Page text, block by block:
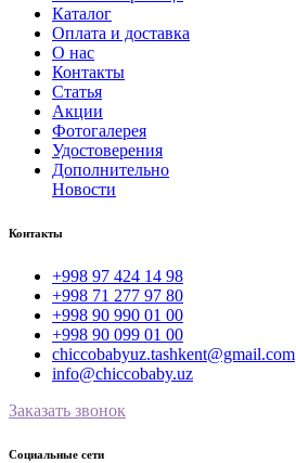
Каталог
Оплата и доставка
О нас
Контакты
Статья
Акции
Фотогалерея
Удостоверения
Дополнительно
Новости
Контакты
+998 97 424 14 98
+998 71 277 97 80
+998 90 990 01 00
+998 90 099 01 00
chiccobabyuz.tashkent@gmail.com
info@chiccobaby.uz
Заказать звонок
Социальные сети